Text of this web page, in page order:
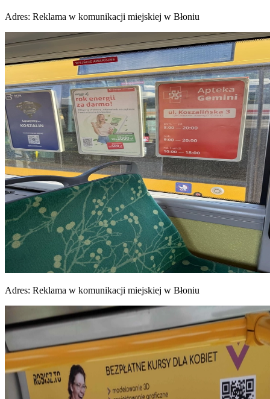
Adres: Reklama w komunikacji miejskiej w Błoniu
Adres: Reklama w komunikacji miejskiej w Błoniu